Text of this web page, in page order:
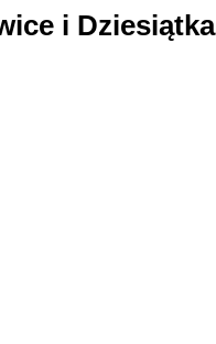
i Dziesiątka